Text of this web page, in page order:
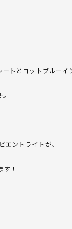
トとヨットブルーイ
ントライトが、
！